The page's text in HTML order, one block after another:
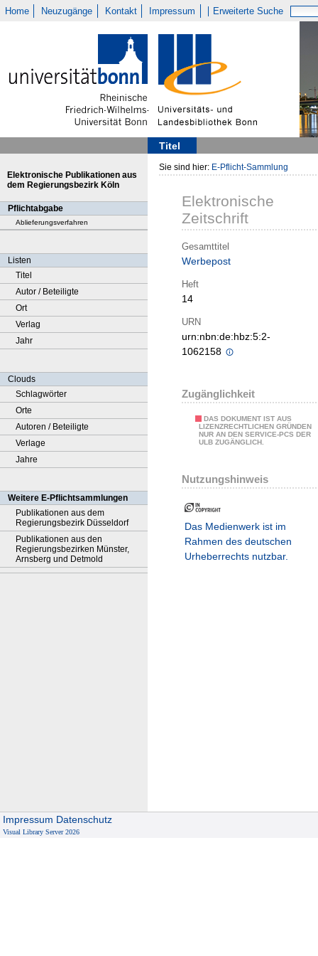
Home Neuzugänge Kontakt Impressum Erweiterte Suche
Titel
Elektronische Publikationen aus
dem Regierungsbezirk Köln
Pflichtabgabe
Ablieferungsverfahren
Listen
Titel
Autor / Beteiligte
Ort
Verlag
Jahr
Clouds
Schlagwörter
Orte
Autoren / Beteiligte
Verlage
Jahre
Weitere E-Pflichtsammlungen
Publikationen aus dem
Regierungsbezirk Düsseldorf
Publikationen aus den
Regierungsbezirken Münster,
Arnsberg und Detmold
Sie sind hier: E-Pflicht-Sammlung
Elektronische
Zeitschrift
Gesamttitel
Werbepost
Heft
14
URN
urn:nbn:de:hbz:5:2-
1062158
Zugänglichkeit
DAS DOKUMENT IST AUS
LIZENZRECHTLICHEN GRÜNDEN
NUR AN DEN SERVICE-PCS DER
ULB ZUGÄNGLICH.
Nutzungshinweis
Das Medienwerk ist im
Rahmen des deutschen
Urheberrechts nutzbar.
Impressum Datenschutz
Visual Library Server 2026